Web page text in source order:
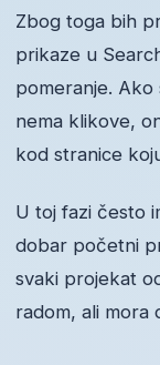
Zbog toga bih
prikaze u
pomeranje. Ako
nema klikove,
kod stranice
U toj fazi često
dobar početni
svaki projekat
radom, ali mora